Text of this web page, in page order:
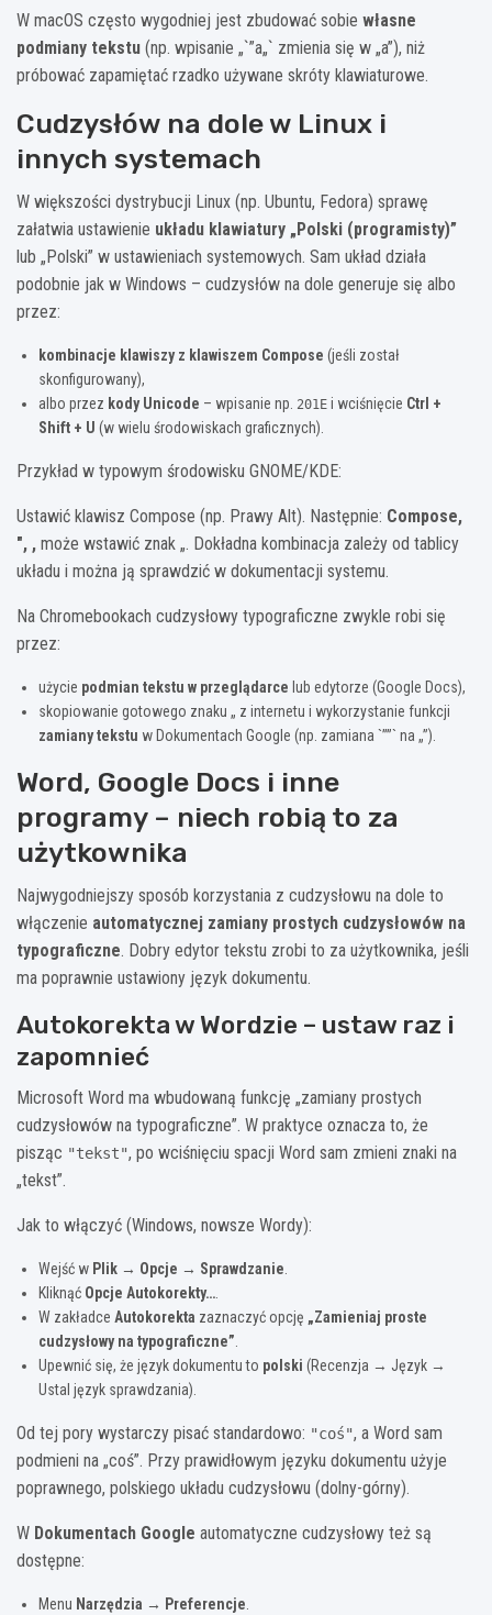
W macOS często wygodniej jest zbudować sobie własne
podmiany tekstu (np. wpisanie „`”a„` zmienia się w „a”), niż
próbować zapamiętać rzadko używane skróty klawiaturowe.
Cudzysłów na dole w Linux i
innych systemach
W większości dystrybucji Linux (np. Ubuntu, Fedora) sprawę
załatwia ustawienie układu klawiatury „Polski (programisty)”
lub „Polski” w ustawieniach systemowych. Sam układ działa
podobnie jak w Windows – cudzysłów na dole generuje się albo
przez:
kombinacje klawiszy z klawiszem Compose (jeśli został
skonfigurowany),
albo przez kody Unicode – wpisanie np. 201E i wciśnięcie Ctrl +
Shift + U (w wielu środowiskach graficznych).
Przykład w typowym środowisku GNOME/KDE:
Ustawić klawisz Compose (np. Prawy Alt). Następnie: Compose,
", , może wstawić znak „. Dokładna kombinacja zależy od tablicy
układu i można ją sprawdzić w dokumentacji systemu.
Na Chromebookach cudzysłowy typograficzne zwykle robi się
przez:
użycie podmian tekstu w przeglądarce lub edytorze (Google Docs),
skopiowanie gotowego znaku „ z internetu i wykorzystanie funkcji
zamiany tekstu w Dokumentach Google (np. zamiana `””` na „”).
Word, Google Docs i inne
programy – niech robią to za
użytkownika
Najwygodniejszy sposób korzystania z cudzysłowu na dole to
włączenie automatycznej zamiany prostych cudzysłowów na
typograficzne. Dobry edytor tekstu zrobi to za użytkownika, jeśli
ma poprawnie ustawiony język dokumentu.
Autokorekta w Wordzie – ustaw raz i
zapomnieć
Microsoft Word ma wbudowaną funkcję „zamiany prostych
cudzysłowów na typograficzne”. W praktyce oznacza to, że
pisząc "tekst", po wciśnięciu spacji Word sam zmieni znaki na
„tekst”.
Jak to włączyć (Windows, nowsze Wordy):
Wejść w Plik → Opcje → Sprawdzanie
Kliknąć Opcje Autokorekty…
W zakładce Autokorekta zaznaczyć opcję „Zamieniaj proste
cudzysłowy na typograficzne”
Upewnić się, że język dokumentu to polski (Recenzja → Język →
Ustal język sprawdzania).
Od tej pory wystarczy pisać standardowo: "coś", a Word sam
podmieni na „coś”. Przy prawidłowym języku dokumentu użyje
poprawnego, polskiego układu cudzysłowu (dolny-górny).
W Dokumentach Google automatyczne cudzysłowy też są
dostępne:
Menu Narzędzia → Preferencje